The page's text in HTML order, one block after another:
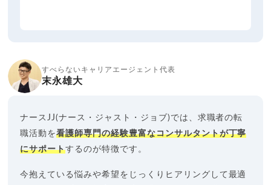
すべらないキャリアエージェント代表
末永雄大
ナースJJ(ナース・ジャスト・ジョブ)では、求職者の転
職活動を看護師専門の経験豊富なコンサルタントが丁寧
にサポートするのが特徴です。
今抱えている悩みや希望をじっくりヒアリングして最適